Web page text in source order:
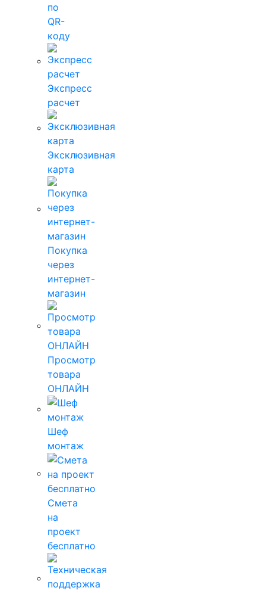
по
QR-
коду
Экспресс
расчет
Эксклюзивная
карта
Покупка
через
интернет-
магазин
Просмотр
товара
ОНЛАЙН
Шеф
монтаж
Смета
на
проект
бесплатно